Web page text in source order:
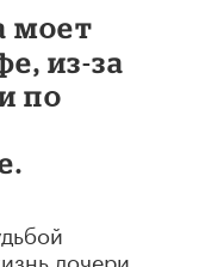
моет
из-за
по
дочери.